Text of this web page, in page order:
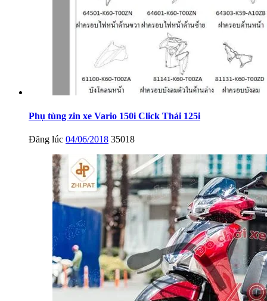
Phụ tùng zin xe Vario 150i Click Thái 125i
Đăng lúc 04/06/2018 35018